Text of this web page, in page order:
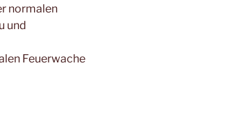
normalen
und
Feuerwache